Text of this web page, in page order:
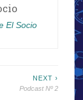
El Socio
NEXT ›
Podcast Nº 2